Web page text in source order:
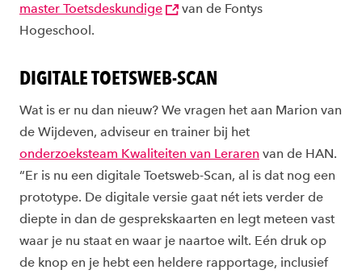
master Toetsdeskundige van de Fontys
Hogeschool.
DIGITALE TOETSWEB-SCAN
Wat is er nu dan nieuw? We vragen het aan Marion van
de Wijdeven, adviseur en trainer bij het
onderzoeksteam Kwaliteiten van Leraren van de HAN.
“Er is nu een digitale Toetsweb-Scan, al is dat nog een
prototype. De digitale versie gaat nét iets verder de
diepte in dan de gesprekskaarten en legt meteen vast
waar je nu staat en waar je naartoe wilt. Eén druk op
de knop en je hebt een heldere rapportage, inclusief